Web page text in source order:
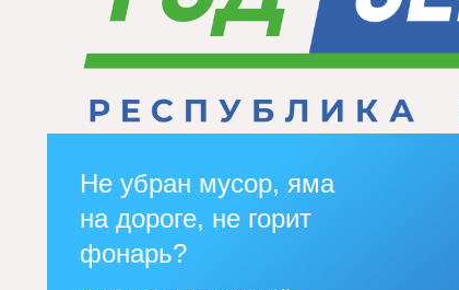
Не убран мусор, яма
на дороге, не горит
фонарь?